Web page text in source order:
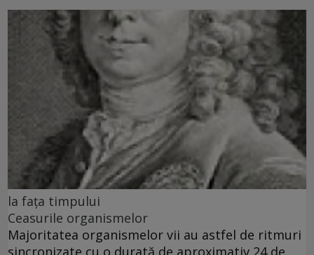
la fața timpului
Ceasurile organismelor
Majoritatea organismelor vii au astfel de ritmuri
sincronizate cu o durată de aproximativ 24 de